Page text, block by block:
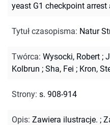
yeast G1 checkpoint
Tytuł czasopisma: Natur
Twórca: Wysocki, Robert ;
Kolbrun ; Sha, Fei ; Kron,
Strony: s. 908-914
Opis: Zawiera ilustracje. ;